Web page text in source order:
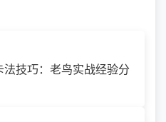
技巧：老鸟实战经验分